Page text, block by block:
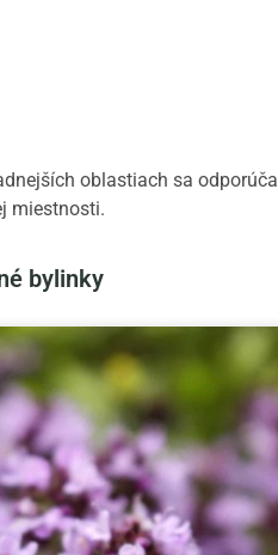
oblastiach sa odporúča
miestnosti.
bylinky